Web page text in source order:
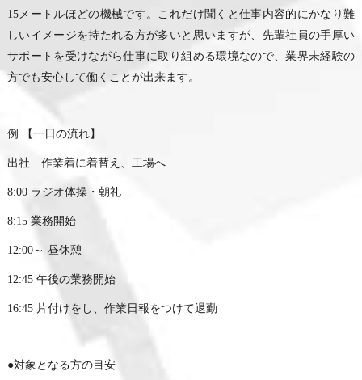
15メートルほどの機械です。これだけ聞くと仕事内容的にかなり難
しいイメージを持たれる方が多いと思いますが、先輩社員の手厚い
サポートを受けながら仕事に取り組める環境なので、業界未経験の
方でも安心して働くことが出来ます。
例.【一日の流れ】
出社 作業着に着替え、工場へ
8:00 ラジオ体操・朝礼
8:15 業務開始
12:00～ 昼休憩
12:45 午後の業務開始
16:45 片付けをし、作業日報をつけて退勤
●対象となる方の目安